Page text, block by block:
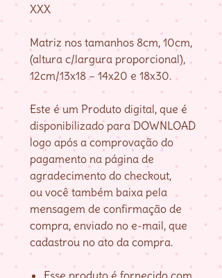
XXX
Matriz nos tamanhos 8cm, 10cm,
(altura c/largura proporcional),
12cm/13x18 – 14x20 e 18x30.
Este é um Produto digital, que é
disponibilizado para DOWNLOAD
logo após a comprovação do
pagamento na página de
agradecimento do checkout,
ou você também baixa pela
mensagem de confirmação de
compra, enviado no e-mail, que
cadastrou no ato da compra.
Esse produto é fornecido com